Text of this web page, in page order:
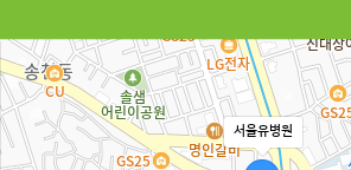
서울유병원